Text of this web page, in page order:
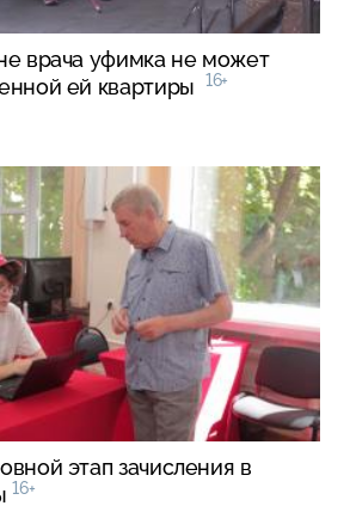
врача уфимка не может
ей квартиры
16+
этап зачисления в
16+